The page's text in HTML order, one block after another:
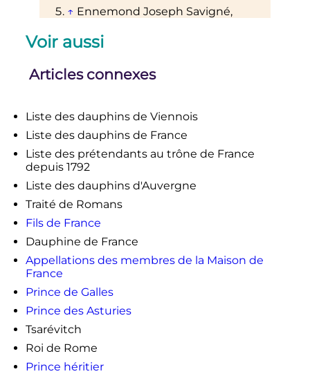
↑ Ennemond Joseph Savigné,
Vienne
1903, 212
↑Gilles-Marie Moreau,
Denis des Dauphins
↑ Hervé Pinoteau,La symbolique
royale française,V
P.S.R. éditions, 2004, p. 185.
Voir aussi
Articles connexes
Liste des dauphins de Viennois
Liste des dauphins de France
Liste des prétendants au trône de France
depuis 1792
Liste des dauphins d'Auvergne
Traité de Romans
Fils de France
Dauphine de France
Appellations des membres de la Maison de
France
Prince de Galles
Prince des Asturies
Tsarévitch
Roi de Rome
Prince héritier